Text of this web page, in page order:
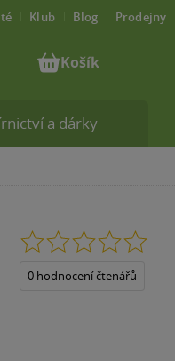
0.0
0 hodnocení čtenářů
a dárky
Klub Blog Prodejny
Košík